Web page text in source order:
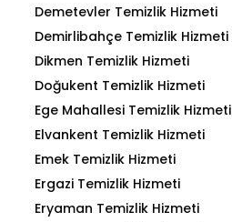
Demetevler Temizlik Hizmeti
Demirlibahçe Temizlik Hizmeti
Dikmen Temizlik Hizmeti
Doğukent Temizlik Hizmeti
Ege Mahallesi Temizlik Hizmeti
Elvankent Temizlik Hizmeti
Emek Temizlik Hizmeti
Ergazi Temizlik Hizmeti
Eryaman Temizlik Hizmeti